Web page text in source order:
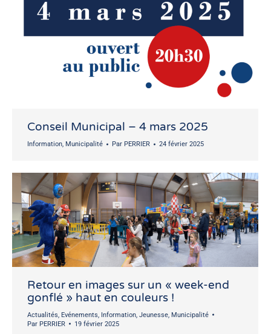
Conseil Municipal – 4 mars 2025
Information, Municipalité Par PERRIER 24 février 2025
Retour en images sur un « week-end
gonflé » haut en couleurs !
Actualités, Evénements, Information, Jeunesse, Municipalité
Par PERRIER 19 février 2025